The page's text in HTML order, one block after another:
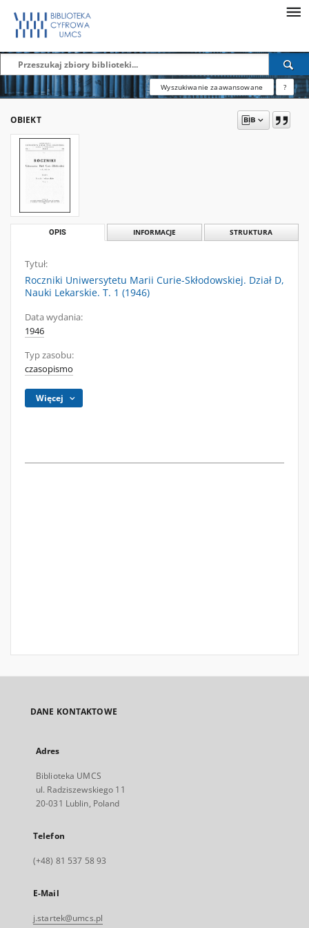
Wyszukiwanie zaawansowane ?
OBIEKT
OPIS INFORMACJE STRUKTURA
Tytuł:
Roczniki Uniwersytetu Marii Curie-Skłodowskiej. Dział D,
Nauki Lekarskie. T. 1 (1946)
Data wydania:
1946
Typ zasobu:
czasopismo
Więcej
DANE KONTAKTOWE
Adres
Biblioteka UMCS
ul. Radziszewskiego 11
20-031 Lublin, Poland
Telefon
(+48) 81 537 58 93
E-Mail
j.startek@umcs.pl